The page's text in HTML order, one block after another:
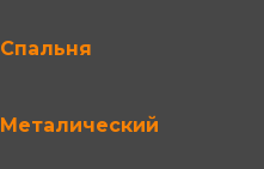
Спальня
Металический